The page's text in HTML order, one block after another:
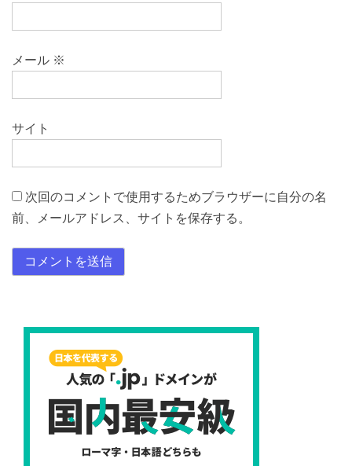
メール ※
サイト
次回のコメントで使用するためブラウザーに自分の名
前、メールアドレス、サイトを保存する。